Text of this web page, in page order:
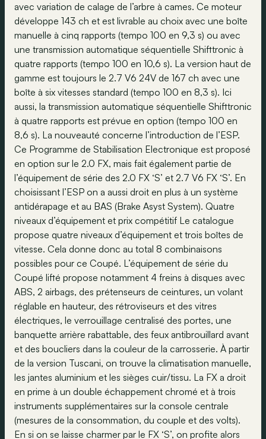
avec variation de calage de l’arbre à cames. Ce moteur
développe 143 ch et est livrable au choix avec une boîte
manuelle à cinq rapports (tempo 100 en 9,3 s) ou avec
une transmission automatique séquentielle Shifttronic à
quatre rapports (tempo 100 en 10,6 s). La version haut de
gamme est toujours le 2.7 V6 24V de 167 ch avec une
boîte à six vitesses standard (tempo 100 en 8,3 s). Ici
aussi, la transmission automatique séquentielle Shifttronic
à quatre rapports est prévue en option (tempo 100 en
8,6 s). La nouveauté concerne l’introduction de l’ESP.
Ce Programme de Stabilisation Electronique est proposé
en option sur le 2.0 FX, mais fait également partie de
l’équipement de série des 2.0 FX ‘S’ et 2.7 V6 FX ‘S’. En
choisissant l’ESP on a aussi droit en plus à un système
antidérapage et au BAS (Brake Asyst System). Quatre
niveaux d’équipement et prix compétitif Le catalogue
propose quatre niveaux d’équipement et trois boîtes de
vitesse. Cela donne donc au total 8 combinaisons
possibles pour ce Coupé. L’équipement de série du
Coupé lifté propose notamment 4 freins à disques avec
ABS, 2 airbags, des prétenseurs de ceintures, un volant
réglable en hauteur, des rétroviseurs et des vitres
électriques, le verrouillage centralisé des portes, une
banquette arrière rabattable, des feux antibrouillard avant
et des boucliers dans la couleur de la carrosserie. À partir
de la version Tuscani, on trouve la climatisation manuelle,
les jantes aluminium et les sièges cuir/tissu. La FX a droit
en prime à un double échappement chromé et à trois
instruments supplémentaires sur la console centrale
(mesures de la consommation, du couple et des volts).
En si on se laisse charmer par le FX ‘S’, on profite alors